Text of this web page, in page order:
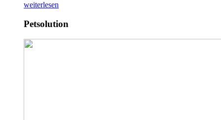
weiterlesen
Petsolution